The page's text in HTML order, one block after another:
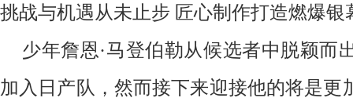
挑战与机遇从未止步 匠心制作打造燃爆银
少年詹恩·马登伯勒从候选者中脱颖而
加入日产队，然而接下来迎接他的将是更